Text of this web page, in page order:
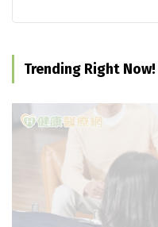
Trending Right Now!